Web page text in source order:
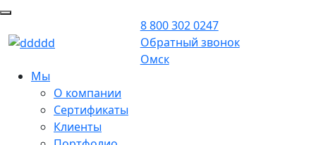
Мы
О компании
Сертификаты
Клиенты
8 800 302 0247
Обратный звонок
Омск